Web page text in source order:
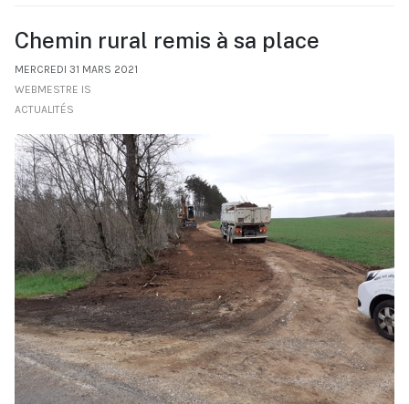
Chemin rural remis à sa place
MERCREDI 31 MARS 2021
WEBMESTRE IS
ACTUALITÉS